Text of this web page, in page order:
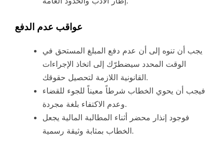
عواقب عدم الدفع
يجب أن تنوه إلى أن عدم دفع المبلغ المستحق في
الوقت المحدد سيضطرّك إلى اتخاذ الإجراءات
القانونية اللازمة لتحصيل حقوقك.
فيجب أن يحوي الخطاب شرطاً معيناً للجوء للقضاء
وعدم الاكتفاء بلغة مجردة.
فوجود إنذار محضر أثناء المطالبة المالية يجعل
الخطاب بمثابة وثيقة رسمية.